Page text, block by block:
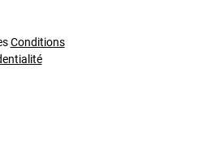
Conditions